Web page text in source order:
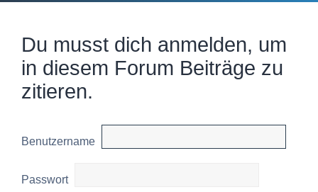
Du musst dich anmelden, um
in diesem Forum Beiträge zu
zitieren.
Benutzername
Passwort